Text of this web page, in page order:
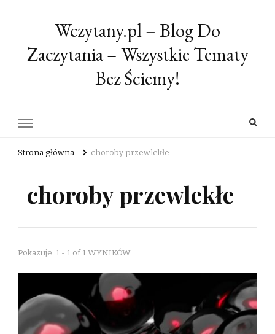
Wczytany.pl – Blog Do
Zaczytania – Wszystkie Tematy
Bez Ściemy!
Strona główna choroby przewlekłe
choroby przewlekłe
Pokazuje: 1 - 1 of 1 WYNIKÓW